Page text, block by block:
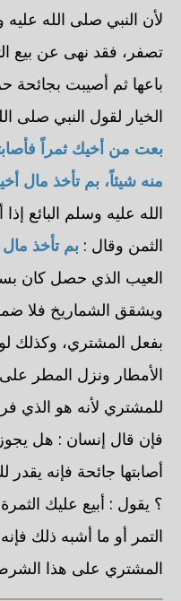
لأن النبي صلى الله
تصفر، فقد نهى عن بيع
باعها ثم أصيبت بجائحة
الخيار لقول النبي صلى
بعت من أخيك ثمراً
منه شيئاً، بم تأخذ مال
الله عليه وسلم البائع
الثمن وقال : بم تأخذ
العيب الذي حصل كان
ويشقق الشماريخ فلا
بفعل المشتري، وكذلك
الأمطار ونزل المطر على
للمشتري لأنه هو الذي
فإن قال إنسان : هل
أصابتها جائحة فإنه يقدر
؟ يقول : أبيع عليك
التمر أو ما أشبه ذلك
المشتري على هذا